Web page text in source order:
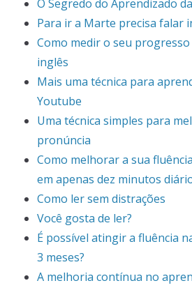
O Segredo do Aprendizado
Para ir a Marte precisa falar
Como medir o seu
inglês
Mais uma técnica para
Youtube
Uma técnica simples para
pronúncia
Como melhorar a sua
em apenas dez minutos
Como ler sem distrações
Você gosta de ler?
É possível atingir a fluência
3 meses?
A melhoria contínua no